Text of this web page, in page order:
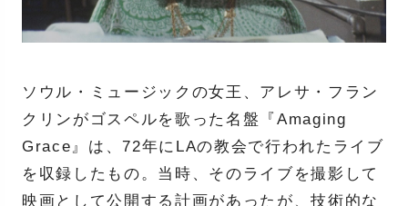
ソウル・ミュージックの女王、アレサ・フラン
クリンがゴスペルを歌った名盤『Amaging
Grace』は、72年にLAの教会で行われたライブ
を収録したもの。当時、そのライブを撮影して
映画として公開する計画があったが、技術的な